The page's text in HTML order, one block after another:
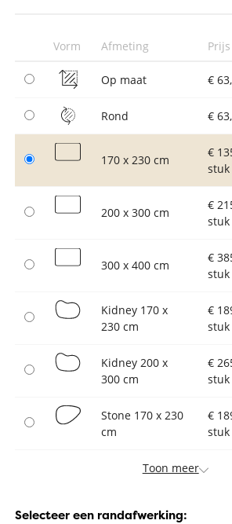
Vorm Afmeting Prijs
Op maat €
Rond €
170 x 230 cm
€
stuk
200 x 300 cm
€
stuk
300 x 400 cm
€
stuk
Kidney 170 x
230 cm
€
stuk
Kidney 200 x
300 cm
€
stuk
Stone 170 x 230
cm
€
stuk
Toon meer
Selecteer een randafwerking: